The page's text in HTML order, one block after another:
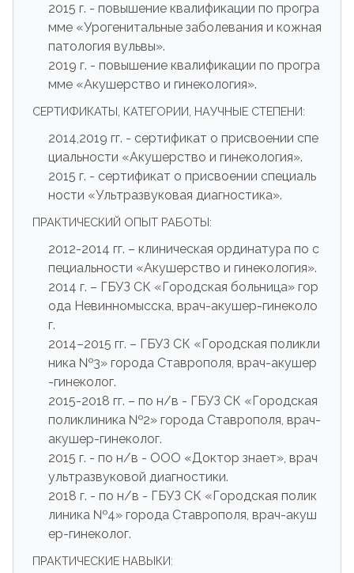
2015 г. - повышение квалификации по програ
мме «Урогенитальные заболевания и кожная
патология вульвы».
2019 г. - повышение квалификации по програ
мме «Акушерство и гинекология».
СЕРТИФИКАТЫ, КАТЕГОРИИ, НАУЧНЫЕ СТЕПЕНИ:
2014,2019 гг. - сертификат о присвоении спе
циальности «Акушерство и гинекология».
2015 г. - сертификат о присвоении специаль
ности «Ультразвуковая диагностика».
ПРАКТИЧЕСКИЙ ОПЫТ РАБОТЫ:
2012-2014 гг. – клиническая ординатура по с
пециальности «Акушерство и гинекология».
2014 г. – ГБУЗ СК «Городская больница» гор
ода Невинномысска, врач-акушер-гинеколо
г.
2014–2015 гг. – ГБУЗ СК «Городская поликли
ника №3» города Ставрополя, врач-акушер
-гинеколог.
2015-2018 гг. – по н/в - ГБУЗ СК «Городская
поликлиника №2» города Ставрополя, врач-
акушер-гинеколог.
2015 г. - по н/в - ООО «Доктор знает», врач
ультразвуковой диагностики.
2018 г. - по н/в - ГБУЗ СК «Городская полик
линика №4» города Ставрополя, врач-акуш
ер-гинеколог.
ПРАКТИЧЕСКИЕ НАВЫКИ: